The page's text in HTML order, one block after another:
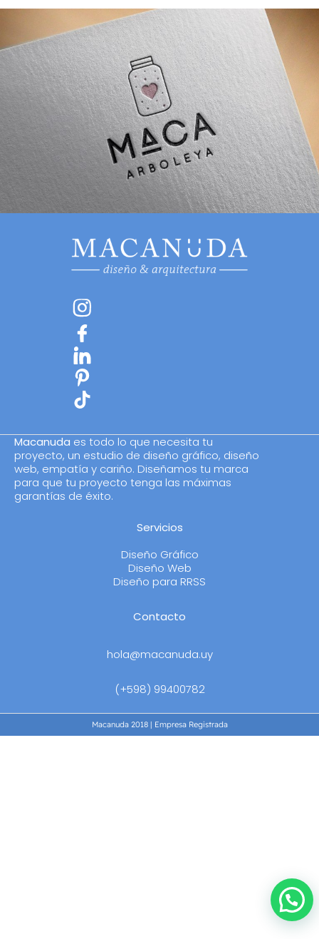
Macanuda es todo lo que necesita tu
proyecto, un estudio de diseño gráfico, diseño
web, empatía y cariño. Diseñamos tu marca
para que tu proyecto tenga las máximas
garantías de éxito.
Servicios
Diseño Gráfico
Diseño Web
Diseño para RRSS
Contacto
hola@macanuda.uy
(+598) 99400782
Macanuda 2018 | Empresa Registrada